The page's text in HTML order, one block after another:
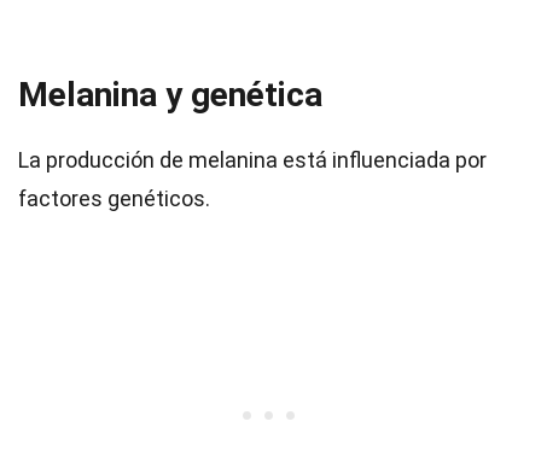
Melanina y genética
La producción de melanina está influenciada por
factores genéticos.